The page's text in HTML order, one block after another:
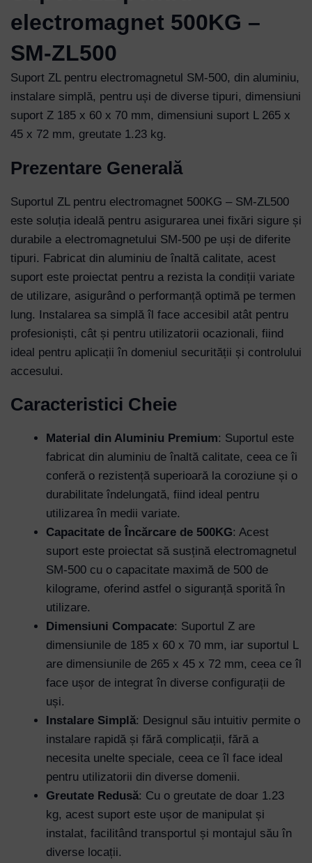
electromagnet 500KG –
SM-ZL500
Suport ZL pentru electromagnetul SM-500, din aluminiu,
instalare simplă, pentru uși de diverse tipuri, dimensiuni
suport Z 185 x 60 x 70 mm, dimensiuni suport L 265 x
45 x 72 mm, greutate 1.23 kg.
Prezentare Generală
Suportul ZL pentru electromagnet 500KG – SM-ZL500
este soluția ideală pentru asigurarea unei fixări sigure și
durabile a electromagnetului SM-500 pe uși de diferite
tipuri. Fabricat din aluminiu de înaltă calitate, acest
suport este proiectat pentru a rezista la condiții variate
de utilizare, asigurând o performanță optimă pe termen
lung. Instalarea sa simplă îl face accesibil atât pentru
profesioniști, cât și pentru utilizatorii ocazionali, fiind
ideal pentru aplicații în domeniul securității și controlului
accesului.
Caracteristici Cheie
Material din Aluminiu Premium: Suportul este
fabricat din aluminiu de înaltă calitate, ceea ce îi
conferă o rezistență superioară la coroziune și o
durabilitate îndelungată, fiind ideal pentru
utilizarea în medii variate.
Capacitate de Încărcare de 500KG: Acest
suport este proiectat să susțină electromagnetul
SM-500 cu o capacitate maximă de 500 de
kilograme, oferind astfel o siguranță sporită în
utilizare.
Dimensiuni Compacate: Suportul Z are
dimensiunile de 185 x 60 x 70 mm, iar suportul L
are dimensiunile de 265 x 45 x 72 mm, ceea ce îl
face ușor de integrat în diverse configurații de
uși.
Instalare Simplă: Designul său intuitiv permite o
instalare rapidă și fără complicații, fără a
necesita unelte speciale, ceea ce îl face ideal
pentru utilizatorii din diverse domenii.
Greutate Redusă: Cu o greutate de doar 1.23
kg, acest suport este ușor de manipulat și
instalat, facilitând transportul și montajul său în
diverse locații.
Remember Me